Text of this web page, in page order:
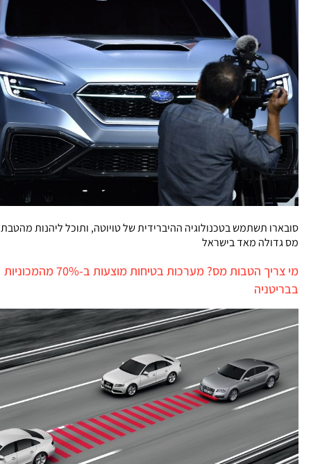
סובארו תשתמש בטכנולוגיה ההיברידית של טויוטה, ותוכל ליהנות מהטבת
מס גדולה מאד בישראל
מי צריך הטבות מס? מערכות בטיחות מוצעות ב-70% מהמכוניות
בבריטניה